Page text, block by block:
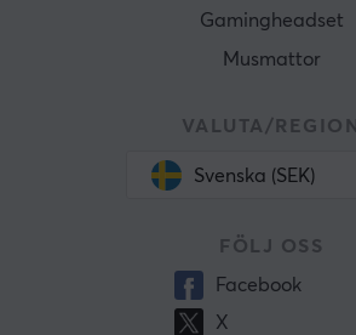
Gamingheadset
Musmattor
VALUTA/REGION
Svenska (SEK)
FÖLJ OSS
Facebook
X